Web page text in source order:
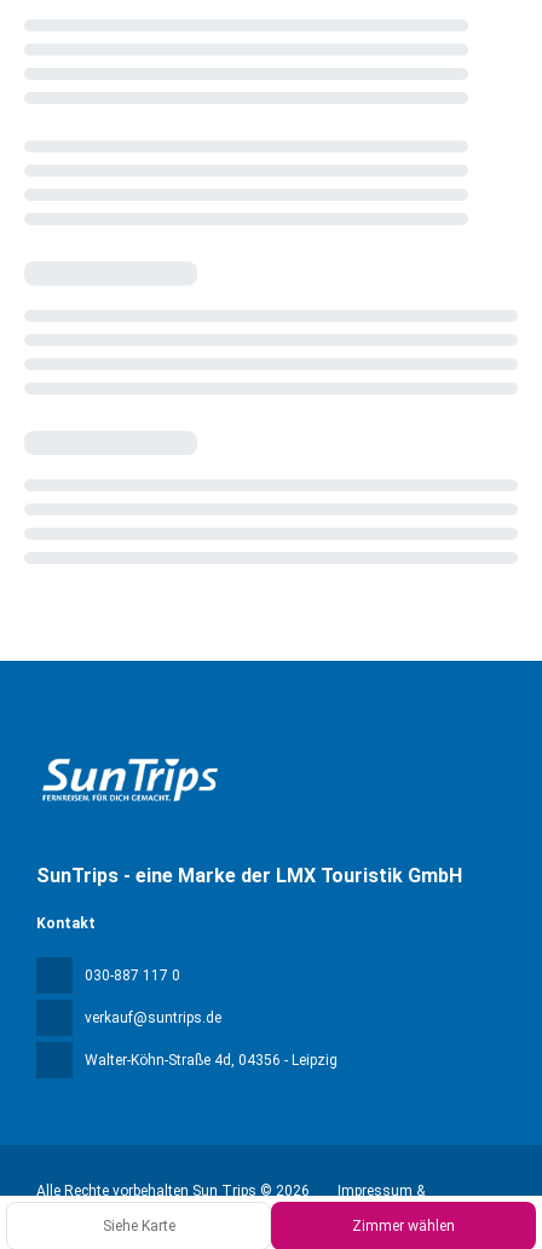
Siehe Karte Zimmer wählen
SunTrips - eine Marke der LMX Touristik GmbH
Kontakt
030-887 117 0
verkauf@suntrips.de
Walter-Köhn-Straße 4d , 04356 - Leipzig
Alle Rechte vorbehalten Sun Trips © 2026
Impressum &